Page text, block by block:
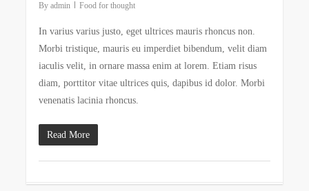
By admin Food for thought
In varius varius justo, eget ultrices mauris rhoncus non.
Morbi tristique, mauris eu imperdiet bibendum, velit diam
iaculis velit, in ornare massa enim at lorem. Etiam risus
diam, porttitor vitae ultrices quis, dapibus id dolor. Morbi
venenatis lacinia rhoncus.
Read More